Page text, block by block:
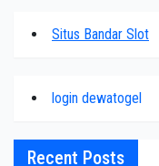
Situs Bandar Slot
login dewatogel
Recent Posts